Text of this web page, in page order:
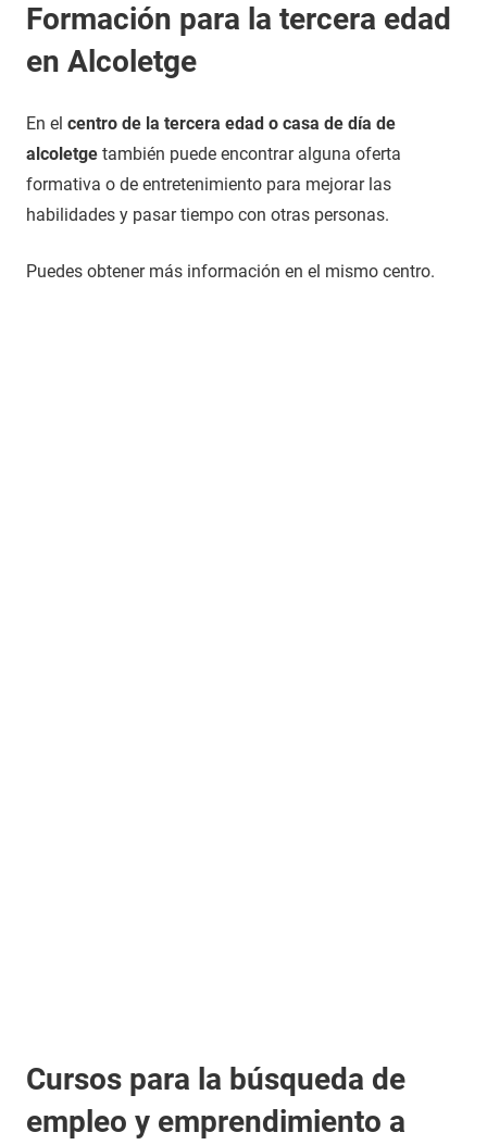
Formación para la tercera edad
en Alcoletge
En el centro de la tercera edad o casa de día de
alcoletge también puede encontrar alguna oferta
formativa o de entretenimiento para mejorar las
habilidades y pasar tiempo con otras personas.
Puedes obtener más información en el mismo centro.
Cursos para la búsqueda de
empleo y emprendimiento a